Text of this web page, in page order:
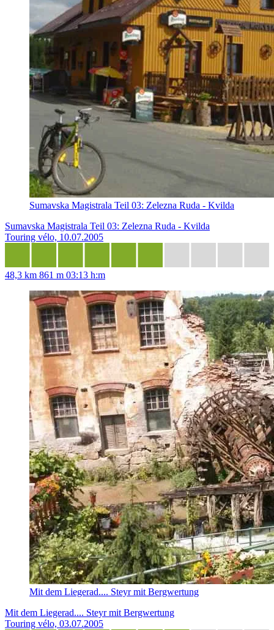
Sumavska Magistrala Teil 03: Zelezna Ruda - Kvilda
Sumavska Magistrala Teil 03: Zelezna Ruda - Kvilda
Touring vélo, 10.07.2005
48,3 km 861 m 03:13 h:m
Mit dem Liegerad.... Steyr mit Bergwertung
Mit dem Liegerad.... Steyr mit Bergwertung
Touring vélo, 03.07.2005